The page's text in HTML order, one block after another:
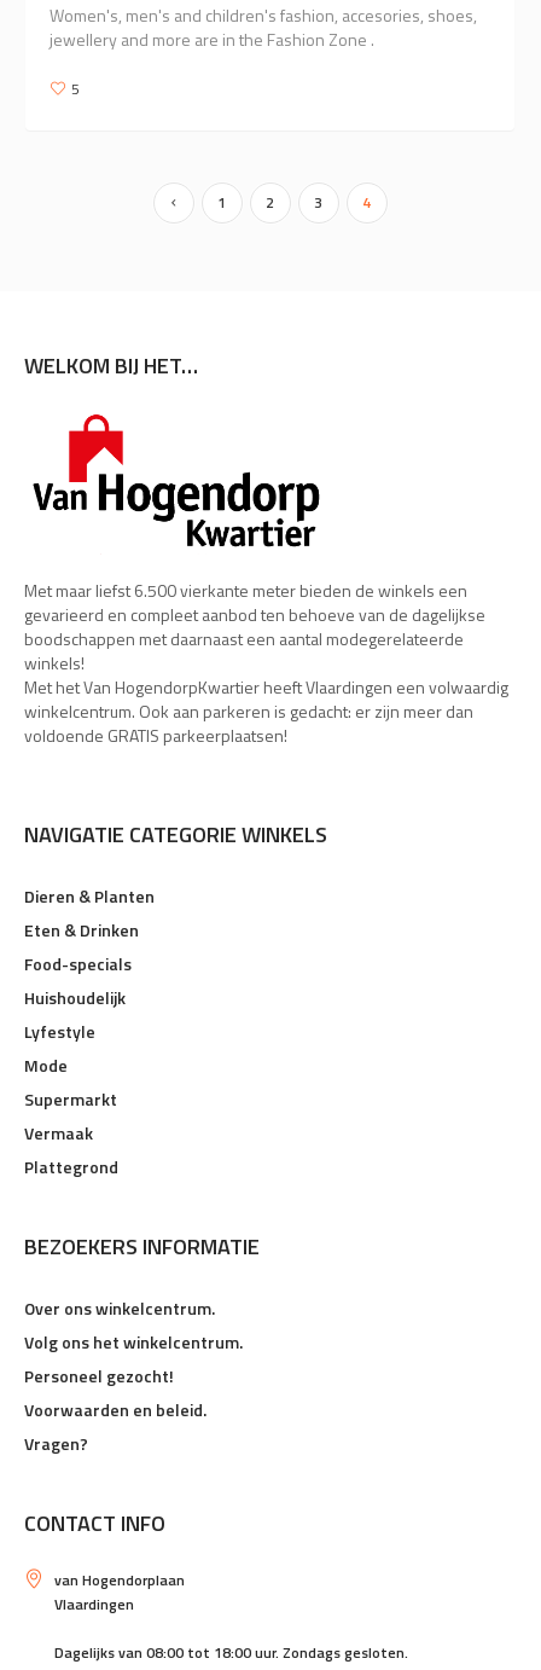
Women's, men's and children's fashion, accesories, shoes,
jewellery and more are in the Fashion Zone .
5
1 2 3 4
WELKOM BIJ HET…
Met maar liefst 6.500 vierkante meter bieden de winkels een
gevarieerd en compleet aanbod ten behoeve van de dagelijkse
boodschappen met daarnaast een aantal modegerelateerde
winkels!
Met het Van HogendorpKwartier heeft Vlaardingen een volwaardig
winkelcentrum. Ook aan parkeren is gedacht: er zijn meer dan
voldoende GRATIS parkeerplaatsen!
NAVIGATIE CATEGORIE WINKELS
Dieren & Planten
Eten & Drinken
Food-specials
Huishoudelijk
Lyfestyle
Mode
Supermarkt
Vermaak
Plattegrond
BEZOEKERS INFORMATIE
Over ons winkelcentrum.
Volg ons het winkelcentrum.
Personeel gezocht!
Voorwaarden en beleid.
Vragen?
CONTACT INFO
van Hogendorplaan
Vlaardingen
Dagelijks van 08:00 tot 18:00 uur. Zondags gesloten.